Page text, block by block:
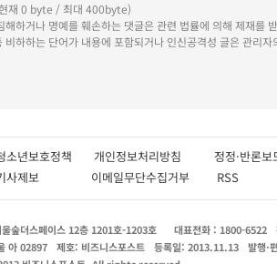
재 0 byte / 최대 400byte)
하거나 명예를 훼손하는 댓글은 관련 법률에 의해 제재를
하하는 단어가 내용에 포함되거나 인신공격성 글은 관리자
소년보호정책 개인정보처리방침 정정·반론보
사제보 이메일무단수집거부 RSS
숲더스페이스 12층 1201호-1203호 대표전화 : 1800-6522
아 02897 제호: 비즈니스포스트 등록일: 2013.11.13 발행·